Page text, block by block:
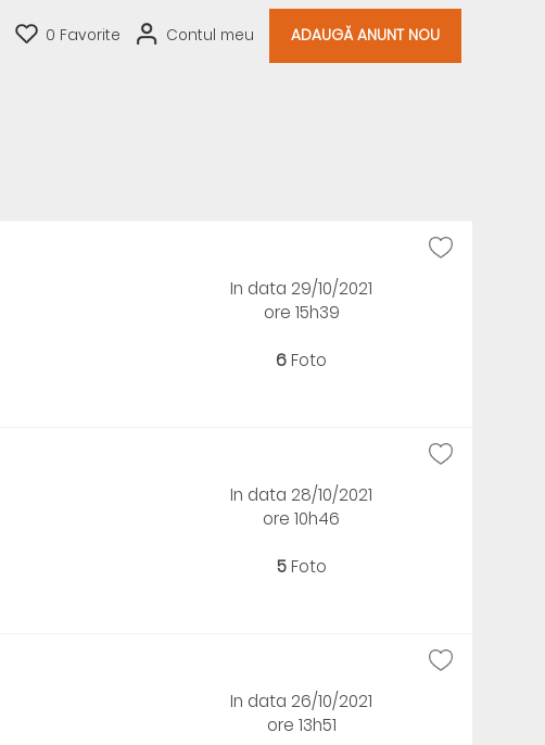
0 Favorite Contul meu ADAUGĂ ANUNT NOU
In data 29/10/2021
ore 15h39
6 Foto
In data 28/10/2021
ore 10h46
5Foto
In data 26/10/2021
ore 13h51